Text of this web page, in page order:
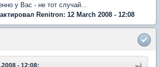
у Вас - не тот случай...
Renitron: 12 March 2008 - 12:08
- 12:08: